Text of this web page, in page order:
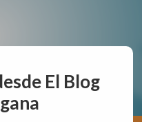
lo hago....
El Blog